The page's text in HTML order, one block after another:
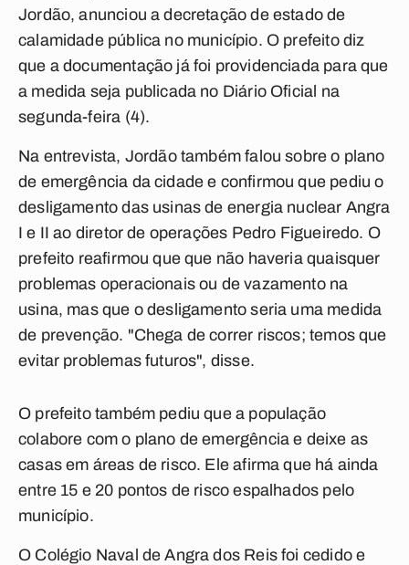
Jordão, anunciou a decretação de estado de
calamidade pública no município. O prefeito diz
que a documentação já foi providenciada para que
a medida seja publicada no Diário Oficial na
segunda-feira (4).
Na entrevista, Jordão também falou sobre o plano
de emergência da cidade e confirmou que pediu o
desligamento das usinas de energia nuclear Angra
I e II ao diretor de operações Pedro Figueiredo. O
prefeito reafirmou que que não haveria quaisquer
problemas operacionais ou de vazamento na
usina, mas que o desligamento seria uma medida
de prevenção. "Chega de correr riscos; temos que
evitar problemas futuros", disse.
O prefeito também pediu que a população
colabore com o plano de emergência e deixe as
casas em áreas de risco. Ele afirma que há ainda
entre 15 e 20 pontos de risco espalhados pelo
município.
O Colégio Naval de Angra dos Reis foi cedido e